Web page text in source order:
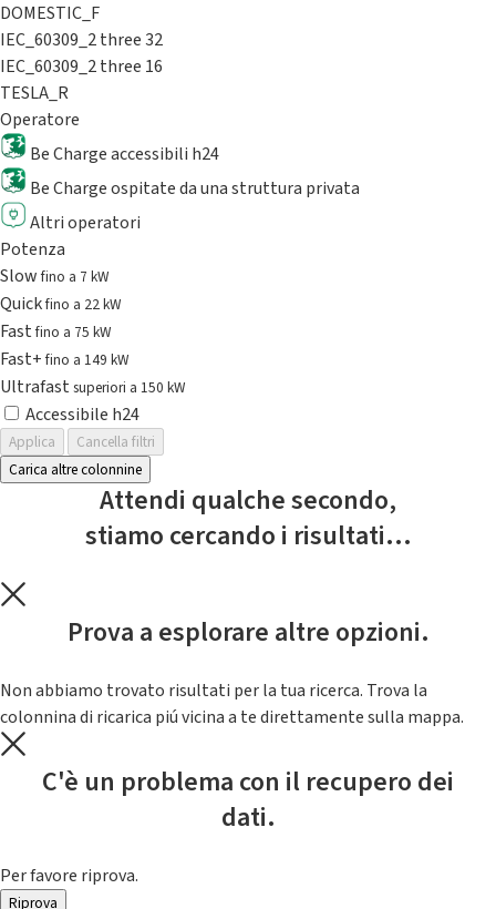
DOMESTIC_F
IEC_60309_2 three 32
IEC_60309_2 three 16
TESLA_R
Operatore
Be Charge accessibili h24
Be Charge ospitate da una struttura privata
Altri operatori
Potenza
Slowfino a 7 kW
Quickfino a 22 kW
Fastfino a 75 kW
Fast+fino a 149 kW
Ultrafast superiori a 150 kW
Accessibile h24
Applica
Cancella filtri
Carica altre colonnine
Attendi qualche secondo,
stiamo cercando i risultati...
Prova a esplorare altre opzioni.
Non abbiamo trovato risultati per la tua ricerca. Trova la
colonnina di ricarica piú vicina a te direttamente sulla mappa.
C'è un problema con il recupero dei
dati.
Per favore riprova.
Riprova